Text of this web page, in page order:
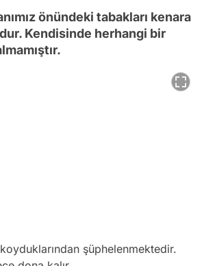
önündeki tabakları kenara
Kendisinde herhangi bir
şüphelenmektedir.